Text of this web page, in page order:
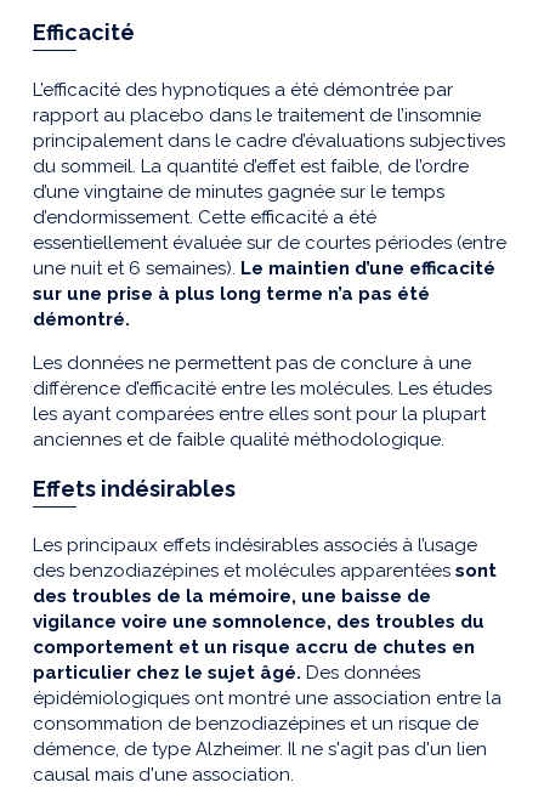
Efficacité
L’efficacité des hypnotiques a été démontrée par
rapport au placebo dans le traitement de l’insomnie
principalement dans le cadre d’évaluations subjectives
du sommeil. La quantité d’effet est faible, de l’ordre
d’une vingtaine de minutes gagnée sur le temps
d’endormissement. Cette efficacité a été
essentiellement évaluée sur de courtes périodes (entre
une nuit et 6 semaines). Le maintien d’une efficacité
sur une prise à plus long terme n’a pas été
démontré.
Les données ne permettent pas de conclure à une
différence d’efficacité entre les molécules. Les études
les ayant comparées entre elles sont pour la plupart
anciennes et de faible qualité méthodologique.
Effets indésirables
Les principaux effets indésirables associés à l’usage
des benzodiazépines et molécules apparentées sont
des troubles de la mémoire, une baisse de
vigilance voire une somnolence, des troubles du
comportement et un risque accru de chutes en
particulier chez le sujet âgé. Des données
épidémiologiques ont montré une association entre la
consommation de benzodiazépines et un risque de
démence, de type Alzheimer. Il ne s'agit pas d'un lien
causal mais d'une association.